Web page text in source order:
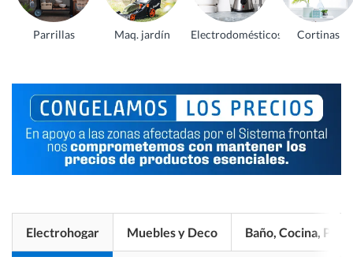
Parrillas Maq. jardín Electrodomésticos Cortinas
Electrohogar Muebles y Deco Baño, Cocina, Pisos